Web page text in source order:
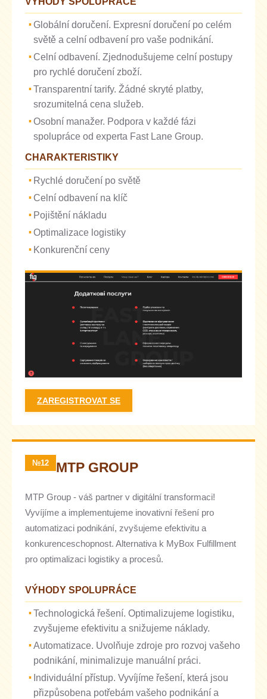
Globální doručení. Expresní doručení po celém
světě a celní odbavení pro vaše podnikání.
Celní odbavení. Zjednodušujeme celní postupy
pro rychlé doručení zboží.
Transparentní tarify. Žádné skryté platby,
srozumitelná cena služeb.
Osobní manažer. Podpora v každé fázi
spolupráce od experta Fast Lane Group.
CHARAKTERISTIKY
Rychlé doručení po světě
Celní odbavení na klíč
Pojištění nákladu
Optimalizace logistiky
Konkurenční ceny
ZAREGISTROVAT SE
№12 MTP GROUP
MTP Group - váš partner v digitální transformaci!
Vyvíjíme a implementujeme inovativní řešení pro
automatizaci podnikání, zvyšujeme efektivitu a
konkurenceschopnost. Alternativa k MyBox Fulfillment
pro optimalizaci logistiky a procesů.
VÝHODY SPOLUPRÁCE
Technologická řešení. Optimalizujeme logistiku,
zvyšujeme efektivitu a snižujeme náklady.
Automatizace. Uvolňuje zdroje pro rozvoj vašeho
podnikání, minimalizuje manuální práci.
Individuální přístup. Vyvíjíme řešení, která jsou
přizpůsobena potřebám vašeho podnikání a